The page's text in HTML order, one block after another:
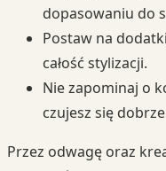
dopasowaniu do
Postaw na
całość stylizacji.
Nie zapominaj o
czujesz się
Przez odwagę oraz